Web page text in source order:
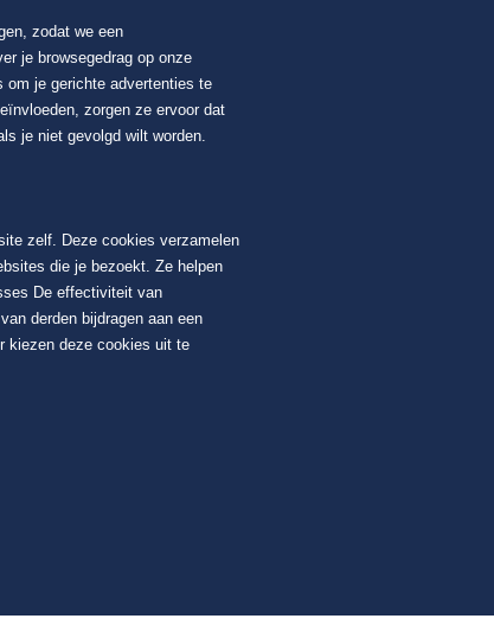
zodat we een
je browsegedrag op onze
om je gerichte advertenties te
zorgen ze ervoor dat
je niet gevolgd wilt worden.
zelf. Deze cookies verzamelen
die je bezoekt. Ze helpen
De effectiviteit van
derden bijdragen aan een
kiezen deze cookies uit te